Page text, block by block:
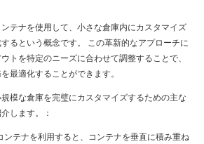
テナを使用して、小さな倉庫内にカスタマイズ
るという概念です。 この革新的なアプローチに
トを特定のニーズに合わせて調整することで、
最適化することができます。
模な倉庫を完璧にカスタマイズするための主な
します。：
ンテナを利用すると、コンテナを垂直に積み重ね